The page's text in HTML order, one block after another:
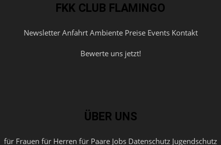
FKK CLUB FLAMINGO
Newsletter Anfahrt Ambiente Preise Events Kontakt
Bewerte uns jetzt!
ÜBER UNS
für Frauen für Herren für Paare Jobs Datenschutz Jugendschutz